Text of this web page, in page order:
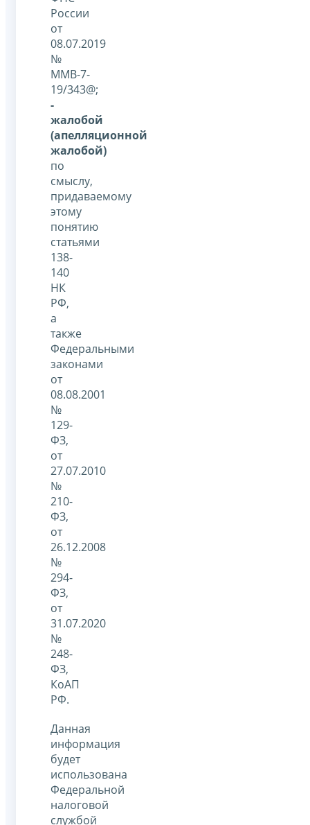
России
от
08.07.2019
№
ММВ-7-
19/343@;
-
жалобой
(апелляционной
жалобой)
по
смыслу,
придаваемому
этому
понятию
статьями
138-
140
НК
РФ,
а
также
Федеральными
законами
от
08.08.2001
№
129-
ФЗ,
от
27.07.2010
№
210-
ФЗ,
от
26.12.2008
№
294-
ФЗ,
от
31.07.2020
№
248-
ФЗ,
КоАП
РФ.
Данная
информация
будет
использована
Федеральной
налоговой
службой